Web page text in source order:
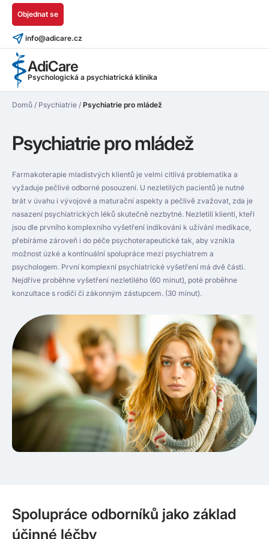
AdiCare
Psychologická a psychiatrická klinika
Objednat se
info@adicare.cz
Domů / Psychiatrie / Psychiatrie pro mládež
Psychiatrie pro mládež
Farmakoterapie mladistvých klientů je velmi citlivá problematika a
vyžaduje pečlivé odborné posouzení. U nezletilých pacientů je nutné
brát v úvahu i vývojové a maturační aspekty a pečlivě zvažovat, zda je
nasazení psychiatrických léků skutečně nezbytné. Nezletilí klienti, kteří
jsou dle prvního komplexního vyšetření indikováni k užívání medikace,
přebíráme zároveň i do péče psychoterapeutické tak, aby vznikla
možnost úzké a kontinuální spolupráce mezi psychiatrem a
psychologem. První komplexní psychiatrické vyšetření má dvě části.
Nejdříve proběhne vyšetření nezletilého (60 minut), poté proběhne
konzultace s rodiči či zákonným zástupcem. (30 minut).
Spolupráce odborníků jako základ
účinné léčby